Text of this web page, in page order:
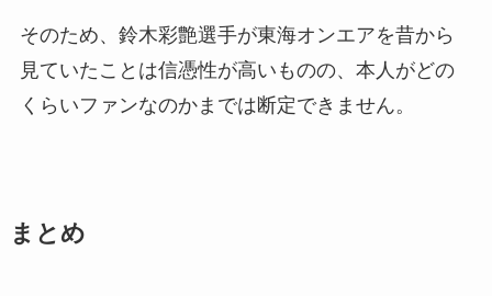
そのため、鈴木彩艶選手が東海オンエアを昔から
見ていたことは信憑性が高いものの、本人がどの
くらいファンなのかまでは断定できません。
まとめ